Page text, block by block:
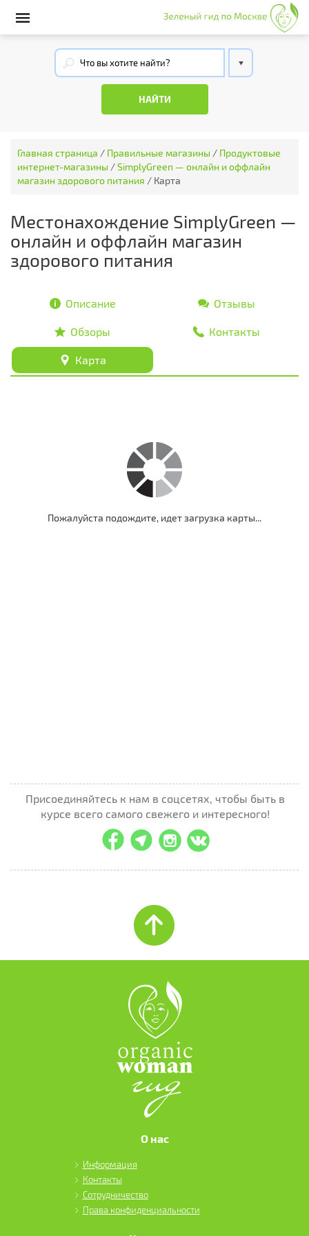
Главная страница / Правильные магазины / Продуктовые
интернет-магазины /SimplyGreen — онлайн и оффлайн
магазин здорового питания / Карта
Местонахождение SimplyGreen —
онлайн и оффлайн магазин
здорового питания
Описание Отзывы
Обзоры Контакты
Карта
Пожалуйста подождите, идет загрузка карты...
Присоединяйтесь к нам в соцсетях, чтобы быть в
курсе всего самого свежего и интересного!
О нас
Информация
Контакты
Сотрудничество
Права конфиденциальности